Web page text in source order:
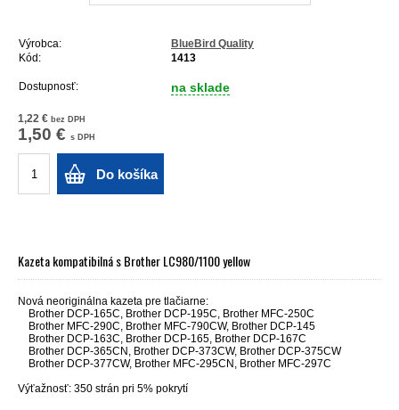
Výrobca:
BlueBird Quality
Kód:
1413
Dostupnosť: na sklade
1,22 € bez DPH
1,50 € s DPH
Do košíka
Kazeta kompatibilná s Brother LC980/1100 yellow
Nová neoriginálna kazeta pre tlačiarne:
Brother DCP-165C, Brother DCP-195C, Brother MFC-250C
Brother MFC-290C, Brother MFC-790CW, Brother DCP-145
Brother DCP-163C, Brother DCP-165, Brother DCP-167C
Brother DCP-365CN, Brother DCP-373CW, Brother DCP-375CW
Brother DCP-377CW, Brother MFC-295CN, Brother MFC-297C
Výťažnosť: 350 strán pri 5% pokrytí